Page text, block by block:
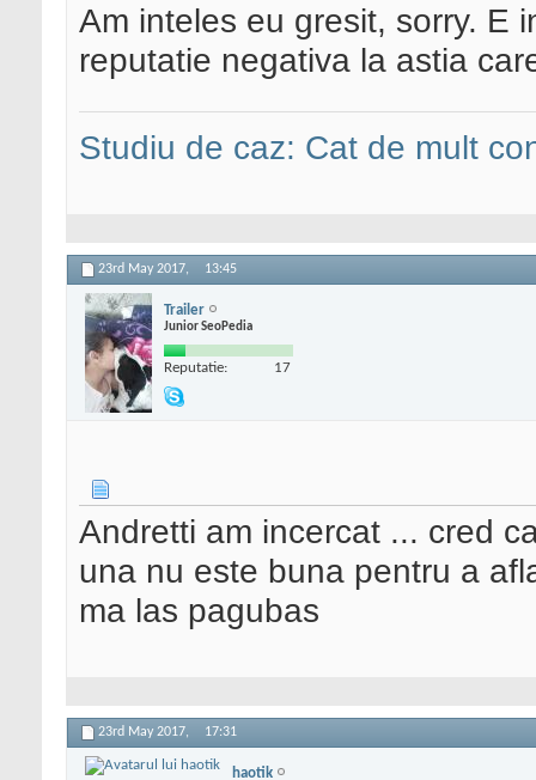
Am inteles eu gresit, sorry. E
reputatie negativa la astia
Studiu de caz: Cat de mult
23rd May 2017, 13:45
Trailer
Junior SeoPedia
Reputatie: 17
Andretti am incercat ... cred
una nu este buna pentru a
ma las pagubas
23rd May 2017, 17:31
haotik